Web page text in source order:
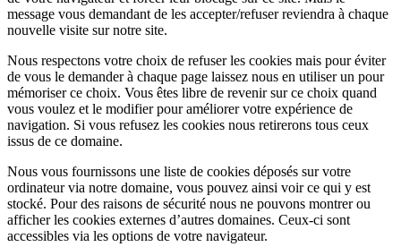
message vous demandant de les accepter/refuser reviendra à chaque
nouvelle visite sur notre site.
Nous respectons votre choix de refuser les cookies mais pour éviter
de vous le demander à chaque page laissez nous en utiliser un pour
mémoriser ce choix. Vous êtes libre de revenir sur ce choix quand
vous voulez et le modifier pour améliorer votre expérience de
navigation. Si vous refusez les cookies nous retirerons tous ceux
issus de ce domaine.
Nous vous fournissons une liste de cookies déposés sur votre
ordinateur via notre domaine, vous pouvez ainsi voir ce qui y est
stocké. Pour des raisons de sécurité nous ne pouvons montrer ou
afficher les cookies externes d’autres domaines. Ceux-ci sont
accessibles via les options de votre navigateur.